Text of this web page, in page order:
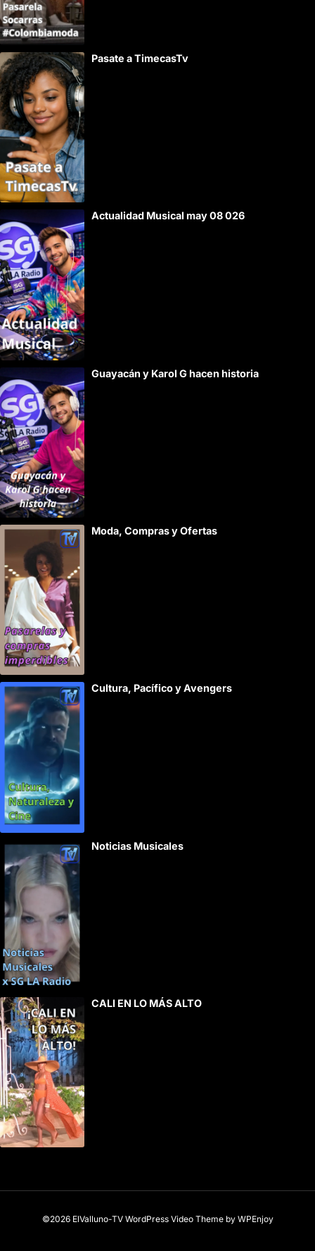
Pasate a TimecasTv
Actualidad Musical may 08 026
Guayacán y Karol G hacen historia
Moda, Compras y Ofertas
Cultura, Pacífico y Avengers
Noticias Musicales
CALI EN LO MÁS ALTO
©2026 ElValluno-TV WordPress Video Themeby WPEnjoy